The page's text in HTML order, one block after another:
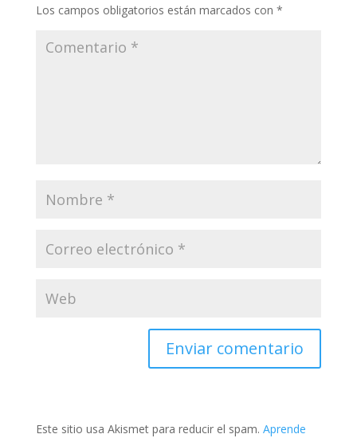
Los campos obligatorios están marcados con *
Enviar comentario
Este sitio usa Akismet para reducir el spam. Aprende